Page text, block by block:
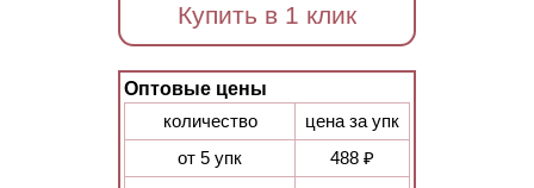
Купить в 1 клик
Оптовые цены
количество
цена за упк
от 5 упк
488 ₽